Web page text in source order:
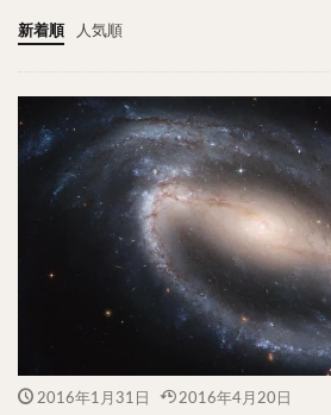
新着順 人気順
2016年1月31日 2016年4月20日